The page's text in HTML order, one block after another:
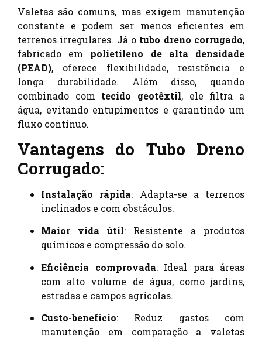
Valetas são comuns, mas exigem manutenção
constante e podem ser menos eficientes em
terrenos irregulares. Já o tubo dreno corrugado,
fabricado em polietileno de alta densidade
(PEAD), oferece flexibilidade, resistência e
longa durabilidade. Além disso, quando
combinado com tecido geotêxtil, ele filtra a
água, evitando entupimentos e garantindo um
fluxo contínuo.
Vantagens do Tubo Dreno
Corrugado:
Instalação rápida: Adapta-se a terrenos
inclinados e com obstáculos.
Maior vida útil: Resistente a produtos
químicos e compressão do solo.
Eficiência comprovada: Ideal para áreas
com alto volume de água, como jardins,
estradas e campos agrícolas.
Custo-benefício: Reduz gastos com
manutenção em comparação a valetas